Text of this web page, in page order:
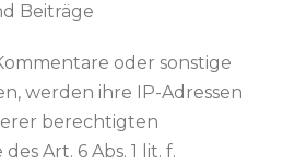
Beiträge
oder sonstige
werden ihre IP-Adressen
berechtigten
Art. 6 Abs. 1 lit. f.